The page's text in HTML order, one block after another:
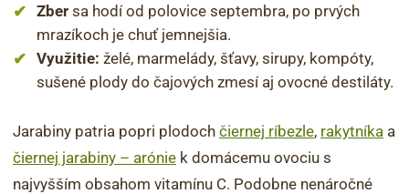
Zber sa hodí od polovice septembra, po prvých
mrazíkoch je chuť jemnejšia.
Využitie: želé, marmelády, šťavy, sirupy, kompóty,
sušené plody do čajových zmesí aj ovocné destiláty.
Jarabiny patria popri plodoch čiernej ríbezle, rakytníka a
čiernej jarabiny – arónie k domácemu ovociu s
najvyšším obsahom vitamínu C. Podobne nenáročné